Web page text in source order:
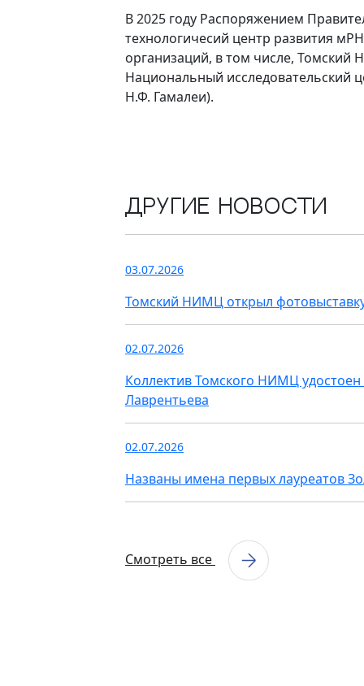
В 2025 году Распоряжением
технологичесий центр развития
организаций, в том числе, Томский
Национальный исследовательский
Н.Ф. Гамалеи).
Другие новости
03.07.2026
Томский НИМЦ открыл
02.07.2026
Коллектив Томского НИМЦ
Лаврентьева
02.07.2026
Названы имена первых лауреатов
Смотреть все